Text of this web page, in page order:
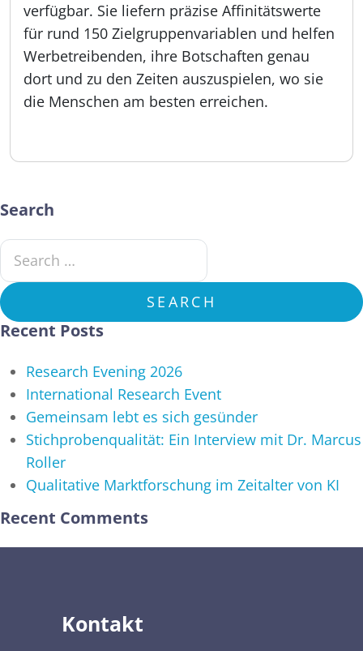
verfügbar. Sie liefern präzise Affinitätswerte
für rund 150 Zielgruppenvariablen und helfen
Werbetreibenden, ihre Botschaften genau
dort und zu den Zeiten auszuspielen, wo sie
die Menschen am besten erreichen.
Search
Search for:
SEARCH
Recent Posts
Research Evening 2026
International Research Event
Gemeinsam lebt es sich gesünder
Stichprobenqualität: Ein Interview mit Dr. Marcus
Roller
Qualitative Marktforschung im Zeitalter von KI
Recent Comments
Kontakt